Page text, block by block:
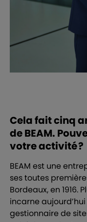
Cela fait cinq
de BEAM.
votre activité ?
BEAM est une
ses toutes
Bordeaux, en 1916.
incarne
gestionnaire de